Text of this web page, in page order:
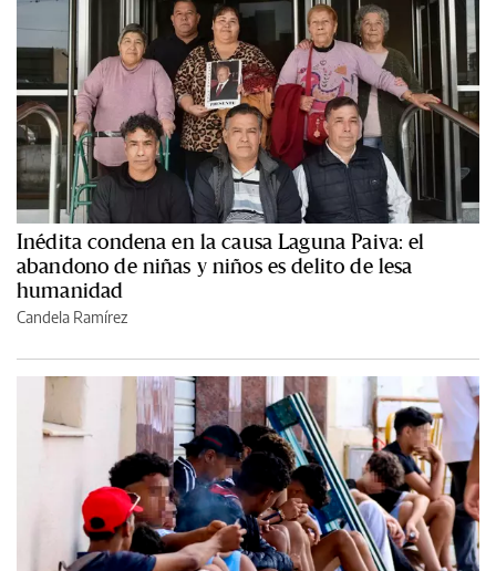
Inédita condena en la causa Laguna Paiva: el
abandono de niñas y niños es delito de lesa
humanidad
Candela Ramírez